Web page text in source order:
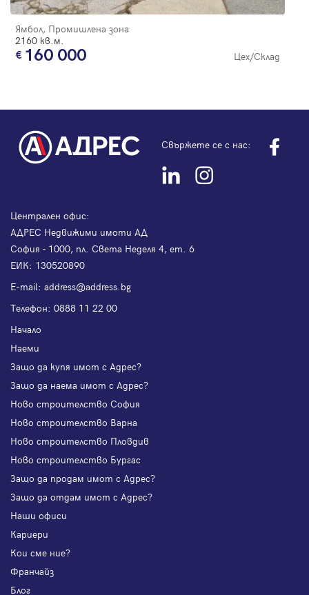
Ямбол, Промишлена зона
2160 кв.м.
160 000 Цех/Склад
Свържете се с нас:
Централен офис:
АДРЕС Недвижими имоти АД
София - 1000, пл. Света Неделя 4, ет. 6
ЕИК: 130520890
Е-mail: address@address.bg
Телефон: 0888 11 22 00
Начало
Наеми
Защо да купя имот с Адрес?
Защо да наема имот с Адрес?
Ново строителство София
Ново строителство Варна
Ново строителство Пловдив
Ново строителство Бургас
Защо да продам имот с Адрес?
Защо да отдам имот с Адрес?
Наши офиси
Кариери
Кои сме ние?
Франчайз
Блог